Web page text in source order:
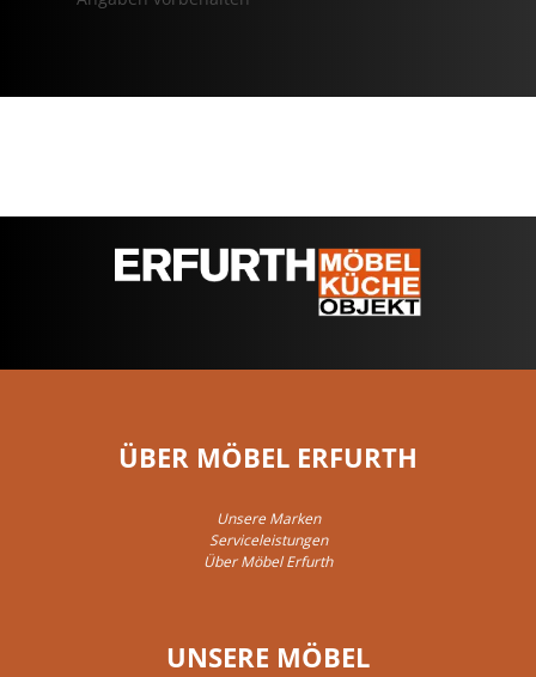
ÜBER MÖBEL ERFURTH
Unsere Marken
Serviceleistungen
Über Möbel Erfurth
UNSERE MÖBEL